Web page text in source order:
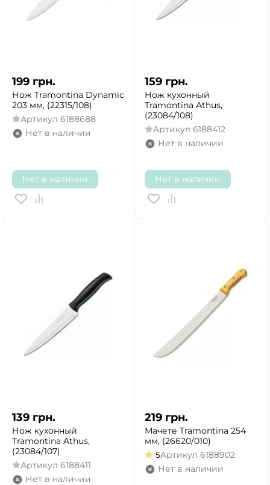
199 грн.
Нож Tramontina Dynamic
203 мм, (22315/108)
Артикул 6188688
Нет в наличии
Нет в наличии
159 грн.
Нож кухонный
Tramontina Athus,
(23084/108)
Артикул 6188412
Нет в наличии
Нет в наличии
139 грн.
Нож кухонный
Tramontina Athus,
(23084/107)
Артикул 6188411
Нет в наличии
219 грн.
Мачете Tramontina 254
мм, (26620/010)
5Артикул 6188902
Нет в наличии